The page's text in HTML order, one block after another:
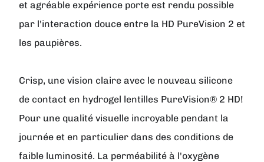
et agréable expérience porte est rendu possible
par l'interaction douce entre la HD PureVision 2 et
les paupières.
Crisp, une vision claire avec le nouveau silicone
de contact en hydrogel lentilles PureVision® 2 HD!
Pour une qualité visuelle incroyable pendant la
journée et en particulier dans des conditions de
faible luminosité. La perméabilité à l'oxygène